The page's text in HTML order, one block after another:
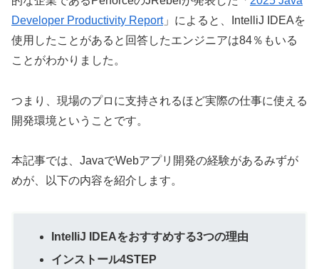
Developer Productivity Report」によると、IntelliJ IDEAを
使用したことがあると回答したエンジニアは84％もいる
ことがわかりました。
つまり、現場のプロに支持されるほど実際の仕事に使える
開発環境ということです。
本記事では、JavaでWebアプリ開発の経験があるみずが
めが、以下の内容を紹介します。
IntelliJ IDEAをおすすめする3つの理由
インストール4STEP